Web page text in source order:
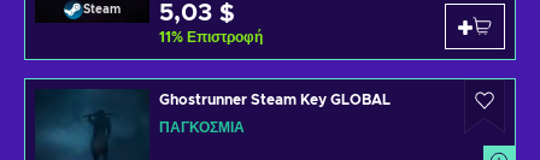
Steam 5,03 $
11% Επιστροφή
Ghostrunner Steam Key GLOBAL
ΠΑΓΚΌΣΜΙΑ